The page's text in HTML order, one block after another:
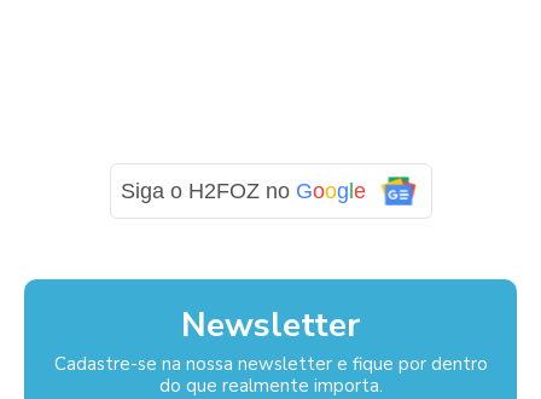
Siga o H2FOZ no Google
Newsletter
Cadastre-se na nossa newsletter e fique por dentro
do que realmente importa.